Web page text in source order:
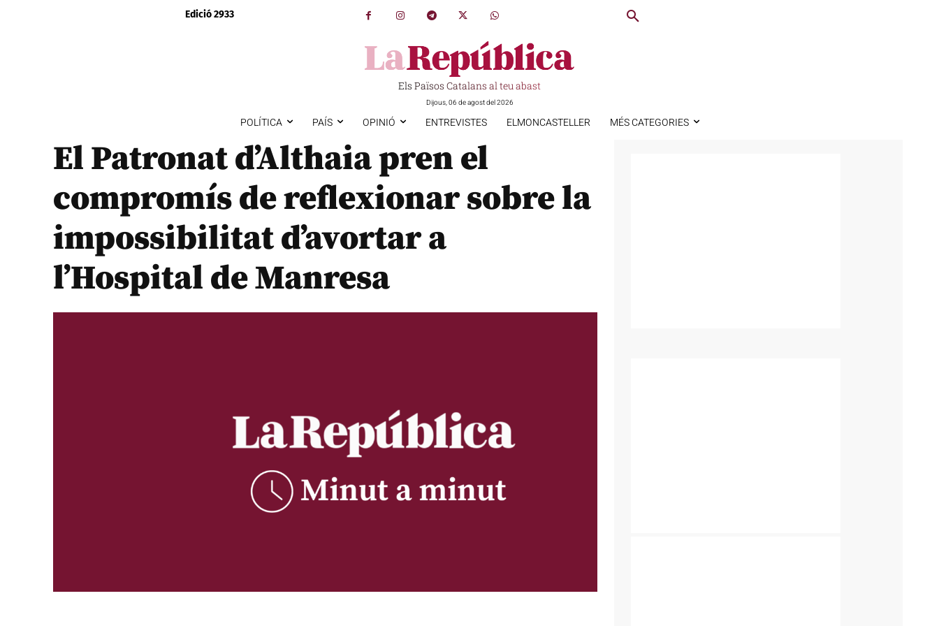
Edició 2933
Els Països Catalans al teu abast
Dijous, 06 de agost del 2026
POLÍTICA PAÍS OPINIÓ ENTREVISTES ELMONCASTELLER MÉS CATEGORIES
El Patronat d’Althaia pren el
compromís de reflexionar sobre la
impossibilitat d’avortar a
l’Hospital de Manresa